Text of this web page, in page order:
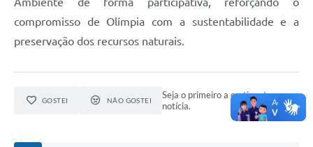
compromisso de Olímpia com a sustentabilidade e a
preservação dos recursos naturais.
GOSTEI NÃO GOSTEI
Seja o primeiro a curtir esta
notícia.